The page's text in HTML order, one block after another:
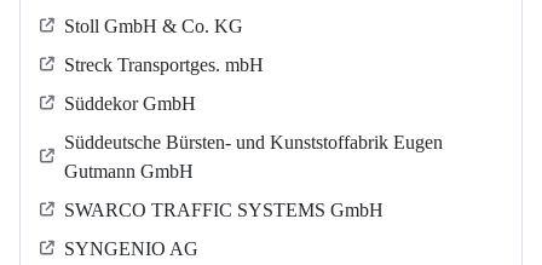
Stoll GmbH & Co. KG
Streck Transportges. mbH
Süddekor GmbH
Süddeutsche Bürsten- und Kunststoffabrik Eugen
Gutmann GmbH
SWARCO TRAFFIC SYSTEMS GmbH
SYNGENIO AG